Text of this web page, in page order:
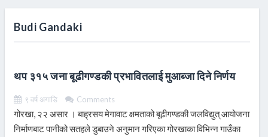
Budi Gandaki
थप ३१५ जना बूढीगण्डकी प्रभावितलाई मुआब्जा दिने निर्णय
९ वर्ष अगाडि Comments
गोरखा, २२ असार । बाह्रसय मेगावाट क्षमताको बूढीगण्डकी जलविद्युत् आयोजना
निर्माणबाट पानीको सतहले डुबाउने अनुमान गरिएका गोरखाका विभिन्न गाउँका